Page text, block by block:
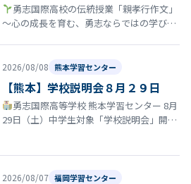
勇志国際高校の伝統授業「親孝行作文」
〜心の成長を育む、勇志ならではの学び〜
2026/08/08 熊本学習センター
【熊本】学校説明会８月２９日
勇志国際高等学校 熊本学習センター 8月
29日（土）中学生対象「学校説明会」開催
2026/08/07 福岡学習センター